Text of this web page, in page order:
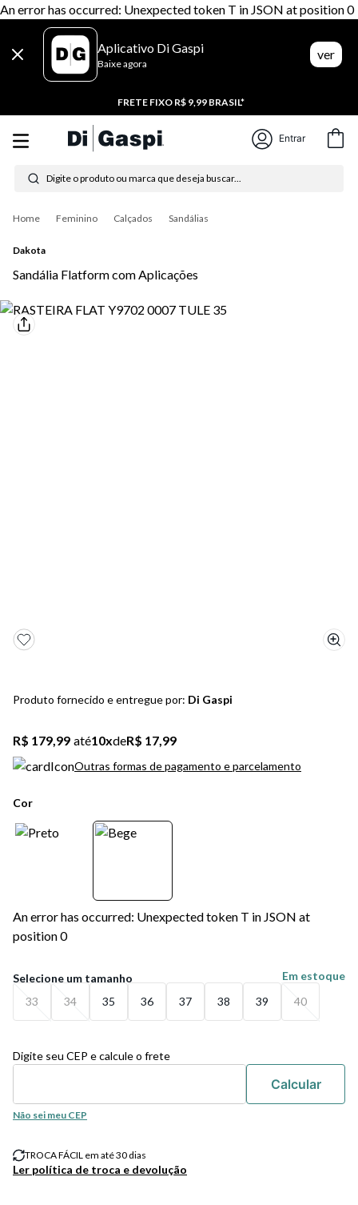
An error has occurred: Unexpected token T in JSON at position 0
Aplicativo Di Gaspi
Baixe agora
ver
20% CASHBACK
Entrar
Digite o produto ou marca que deseja buscar...
Feminino Calçados Sandálias
Dakota
Sandália Flatform com Aplicações
Produto fornecido e entregue por: Di Gaspi
R$ 179,99 até10xdeR$ 17,99
Outras formas de pagamento e parcelamento
Cor
An error has occurred: Unexpected token T in JSON at
position 0
33 34 35 36 37 38 39 40
Em estoque
Digite seu CEP e calcule o frete
Não sei meu CEP
TROCA FÁCIL em até 30 dias
Ler política de troca e devolução
Termos mais buscados
1º tênis feminino
4º tênis masculino